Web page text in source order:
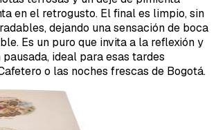
en el retrogusto. El final es limpio, sin
dejando una sensación de boca
Es un puro que invita a la reflexión y
ideal para esas tardes
o las noches frescas de Bogotá.